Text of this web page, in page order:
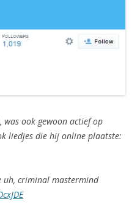
was ook gewoon actief op
liedjes die hij online plaatste:
uh, criminal mastermind